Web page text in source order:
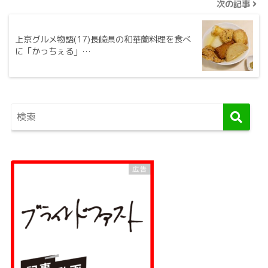
次の記事
上京グルメ物語(17)長崎県の和華蘭料理を食べ
に「かっちぇる」…